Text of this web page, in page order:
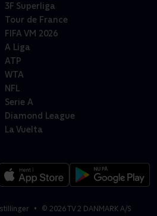
3F Superliga
Tour de France
FIFA VM 2026
A Liga
ATP
WTA
NFL
Serie A
Diamond League
La Vuelta
© 2026TV 2 DANMARK A/S